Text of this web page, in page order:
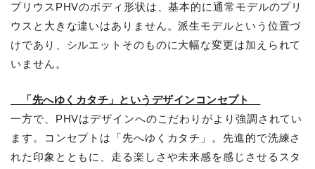
プリウスPHVのボディ形状は、基本的に通常モデルのプリ
ウスと大きな違いはありません。派生モデルという位置づ
けであり、シルエットそのものに大幅な変更は加えられて
いません。
「先へゆくカタチ」というデザインコンセプト
一方で、PHVはデザインへのこだわりがより強調されてい
ます。コンセプトは「先へゆくカタチ」。先進的で洗練さ
れた印象とともに、走る楽しさや未来感を感じさせるスタ